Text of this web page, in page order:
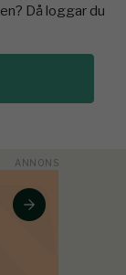
Då loggar du